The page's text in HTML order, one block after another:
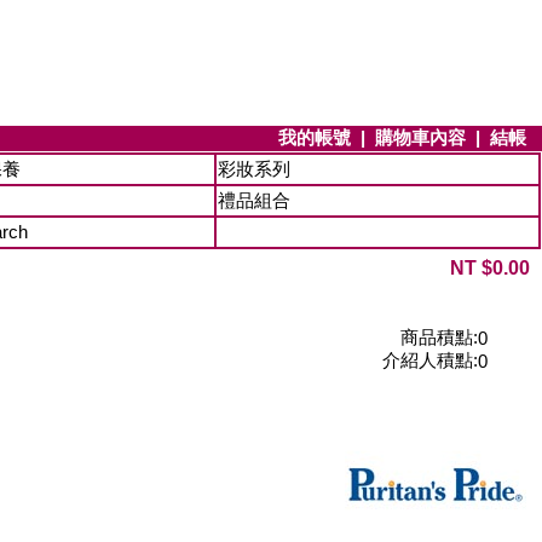
我的帳號 | 購物車內容 | 結帳
彩妝系列
禮品組合
NT $0.00
商品積點:0
介紹人積點:0